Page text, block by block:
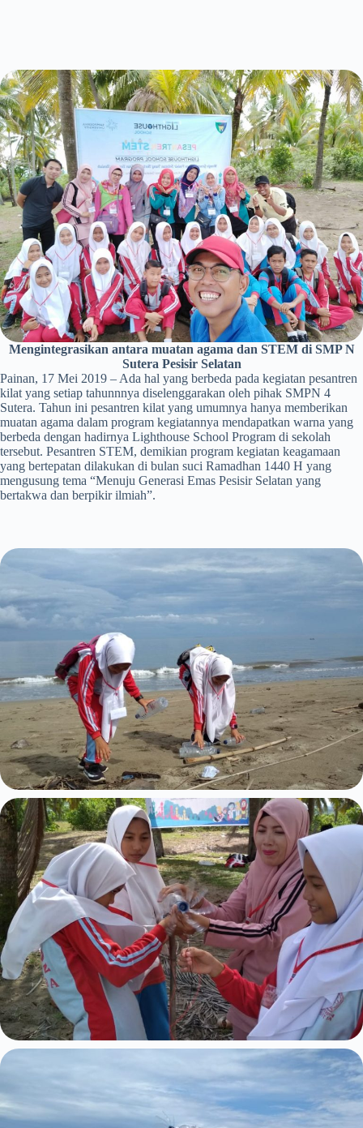
Mengintegrasikan antara muatan agama dan STEM di SMP N
Sutera Pesisir Selatan
Painan, 17 Mei 2019 – Ada hal yang berbeda pada kegiatan pesantren
kilat yang setiap tahunnnya diselenggarakan oleh pihak SMPN 4
Sutera. Tahun ini pesantren kilat yang umumnya hanya memberikan
muatan agama dalam program kegiatannya mendapatkan warna yang
berbeda dengan hadirnya Lighthouse School Program di sekolah
tersebut. Pesantren STEM, demikian program kegiatan keagamaan
yang bertepatan dilakukan di bulan suci Ramadhan 1440 H yang
mengusung tema “Menuju Generasi Emas Pesisir Selatan yang
bertakwa dan berpikir ilmiah”.